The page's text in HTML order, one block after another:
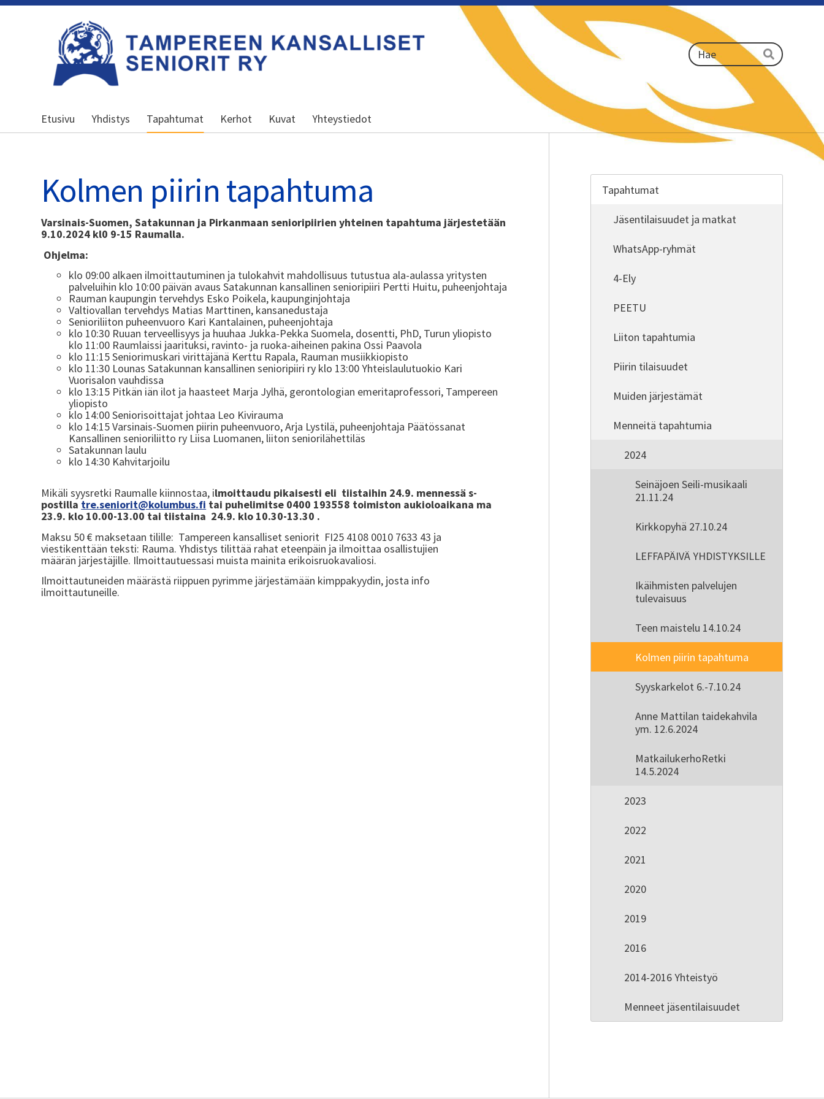
Kansallinen senioriliitto
Haku
Hae
Etusivu Yhdistys Tapahtumat Kerhot Kuvat Yhteystiedot
Kolmen piirin tapahtuma
Varsinais-Suomen, Satakunnan ja Pirkanmaan senioripiirien yhteinen tapahtuma järjestetään
9.10.2024 kl0 9-15 Raumalla.
Ohjelma:
klo 09:00 alkaen ilmoittautuminen ja tulokahvit mahdollisuus tutustua ala-aulassa yritysten
palveluihin klo 10:00 päivän avaus Satakunnan kansallinen senioripiiri Pertti Huitu, puheenjohtaja
Rauman kaupungin tervehdys Esko Poikela, kaupunginjohtaja
Valtiovallan tervehdys Matias Marttinen, kansanedustaja
Senioriliiton puheenvuoro Kari Kantalainen, puheenjohtaja
klo 10:30 Ruuan terveellisyys ja huuhaa Jukka-Pekka Suomela, dosentti, PhD, Turun yliopisto
klo 11:00 Raumlaissi jaarituksi, ravinto- ja ruoka-aiheinen pakina Ossi Paavola
klo 11:15 Seniorimuskari virittäjänä Kerttu Rapala, Rauman musiikkiopisto
klo 11:30 Lounas Satakunnan kansallinen senioripiiri ry klo 13:00 Yhteislaulutuokio Kari
Vuorisalon vauhdissa
klo 13:15 Pitkän iän ilot ja haasteet Marja Jylhä, gerontologian emeritaprofessori, Tampereen
yliopisto
klo 14:00 Seniorisoittajat johtaa Leo Kivirauma
klo 14:15 Varsinais-Suomen piirin puheenvuoro, Arja Lystilä, puheenjohtaja Päätössanat
Kansallinen senioriliitto ry Liisa Luomanen, liiton seniorilähettiläs
Satakunnan laulu
klo 14:30 Kahvitarjoilu
Mikäli syysretki Raumalle kiinnostaa, ilmoittaudu pikaisesti eli tiistaihin 24.9. mennessä s-
postilla tre.seniorit@kolumbus.fi tai puhelimitse 0400 193558 toimiston aukioloaikana ma
23.9. klo 10.00-13.00 tai tiistaina 24.9. klo 10.30-13.30 .
Maksu 50 € maksetaan tilille: Tampereen kansalliset seniorit FI25 4108 0010 7633 43 ja
viestikenttään teksti: Rauma. Yhdistys tilittää rahat eteenpäin ja ilmoittaa osallistujien
määrän järjestäjille. Ilmoittautuessasi muista mainita erikoisruokavaliosi.
Ilmoittautuneiden määrästä riippuen pyrimme järjestämään kimppakyydin, josta info
ilmoittautuneille.
Tapahtumat
Jäsentilaisuudet ja matkat
WhatsApp-ryhmät
4-Ely
PEETU
Liiton tapahtumia
Piirin tilaisuudet
Muiden järjestämät
Menneitä tapahtumia
2024
Seinäjoen Seili-musikaali
21.11.24
Kirkkopyhä 27.10.24
LEFFAPÄIVÄ YHDISTYKSILLE
Ikäihmisten palvelujen
tulevaisuus
Teen maistelu 14.10.24
Kolmen piirin tapahtuma
Syyskarkelot 6.-7.10.24
Anne Mattilan taidekahvila
ym. 12.6.2024
MatkailukerhoRetki
14.5.2024
2023
2022
2021
2020
2019
2016
2014-2016 Yhteistyö
Menneet jäsentilaisuudet